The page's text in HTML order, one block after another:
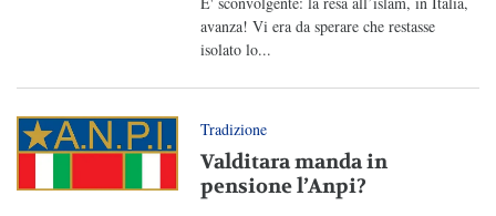
avanza! Vi era da sperare che restasse
isolato lo...
Tradizione
Valditara manda in
pensione l’Anpi?